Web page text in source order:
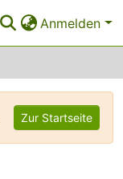
Anmelden
Zur Startseite